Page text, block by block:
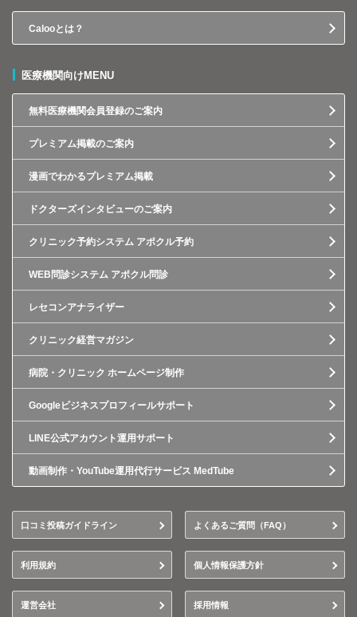
Calooとは？
医療機関向けMENU
無料医療機関会員登録のご案内
プレミアム掲載のご案内
漫画でわかるプレミアム掲載
ドクターズインタビューのご案内
クリニック予約システム アポクル予約
WEB問診システム アポクル問診
レセコンアナライザー
クリニック経営マガジン
病院・クリニック ホームページ制作
Googleビジネスプロフィールサポート
LINE公式アカウント運用サポート
動画制作・YouTube運用代行サービス MedTube
口コミ投稿ガイドライン よくあるご質問（FAQ）
利用規約 個人情報保護方針
運営会社 採用情報